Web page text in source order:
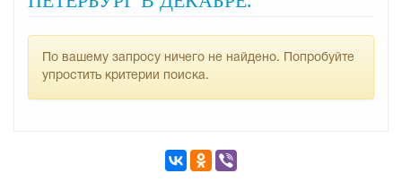
По вашему запросу ничего не найдено. Попробуйте
упростить критерии поиска.